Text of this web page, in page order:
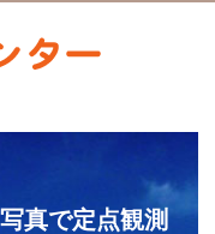
真で定点観測